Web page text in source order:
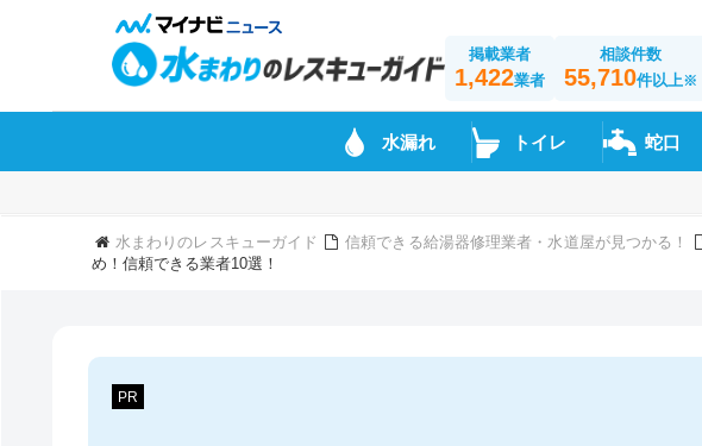
掲載業者
1,422業者
相談件数
55,710件以上※
水漏れ トイレ 蛇口
水まわりのレスキューガイド 信頼できる給湯器修理業者・水道屋が見つかる！
め！信頼できる業者10選！
PR